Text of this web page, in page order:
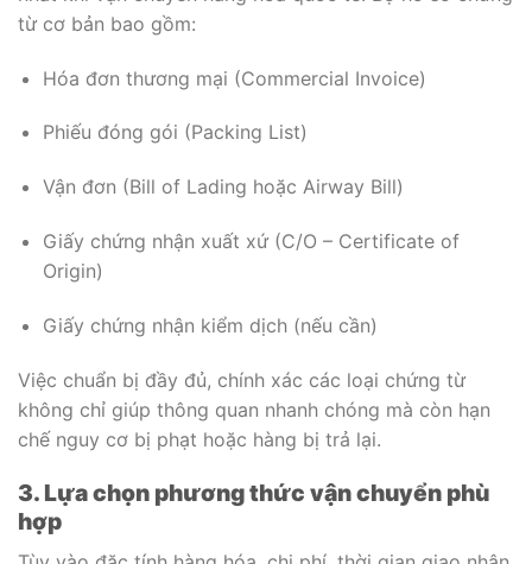
từ cơ bản bao gồm:
Hóa đơn thương mại (Commercial Invoice)
Phiếu đóng gói (Packing List)
Vận đơn (Bill of Lading hoặc Airway Bill)
Giấy chứng nhận xuất xứ (C/O – Certificate of
Origin)
Giấy chứng nhận kiểm dịch (nếu cần)
Việc chuẩn bị đầy đủ, chính xác các loại chứng từ
không chỉ giúp thông quan nhanh chóng mà còn hạn
chế nguy cơ bị phạt hoặc hàng bị trả lại.
3. Lựa chọn phương thức vận chuyển phù
hợp